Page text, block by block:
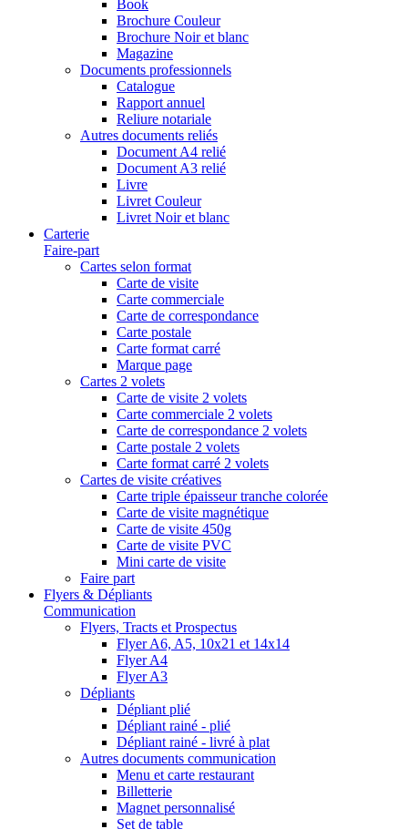
Book
Brochure Couleur
Brochure Noir et blanc
Magazine
Documents professionnels
Catalogue
Rapport annuel
Reliure notariale
Autres documents reliés
Document A4 relié
Document A3 relié
Livre
Livret Couleur
Livret Noir et blanc
Carterie
Faire-part
Cartes selon format
Carte de visite
Carte commerciale
Carte de correspondance
Carte postale
Carte format carré
Marque page
Cartes 2 volets
Carte de visite 2 volets
Carte commerciale 2 volets
Carte de correspondance 2 volets
Carte postale 2 volets
Carte format carré 2 volets
Cartes de visite créatives
Carte triple épaisseur tranche colorée
Carte de visite magnétique
Carte de visite 450g
Carte de visite PVC
Mini carte de visite
Faire part
Flyers & Dépliants
Communication
Flyers, Tracts et Prospectus
Flyer A6, A5, 10x21 et 14x14
Flyer A4
Flyer A3
Dépliants
Dépliant plié
Dépliant rainé - plié
Dépliant rainé - livré à plat
Autres documents communication
Menu et carte restaurant
Billetterie
Magnet personnalisé
Set de table